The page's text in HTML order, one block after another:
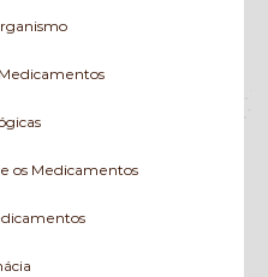
os Medicamentos